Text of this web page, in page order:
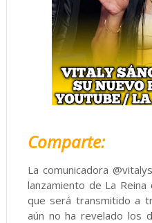
Comparte:
La comunicadora
lanzamiento de La
que será transmitido a
aún no ha revelado los